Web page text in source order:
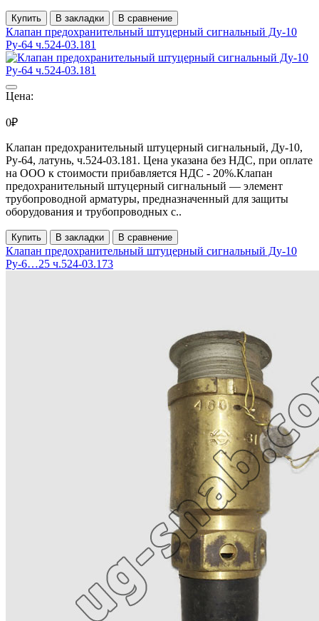
Купить В закладки В сравнение
Клапан предохранительный штуцерный сигнальный Ду-10
Ру-64 ч.524-03.181
Цена:
0₽
Клапан предохранительный штуцерный сигнальный, Ду-10,
Ру-64, латунь, ч.524-03.181. Цена указана без НДС, при оплате
на ООО к стоимости прибавляется НДС - 20%.Клапан
предохранительный штуцерный сигнальный — элемент
трубопроводной арматуры, предназначенный для защиты
оборудования и трубопроводных с..
Купить В закладки В сравнение
Клапан предохранительный штуцерный сигнальный Ду-10
Ру-6…25 ч.524-03.173